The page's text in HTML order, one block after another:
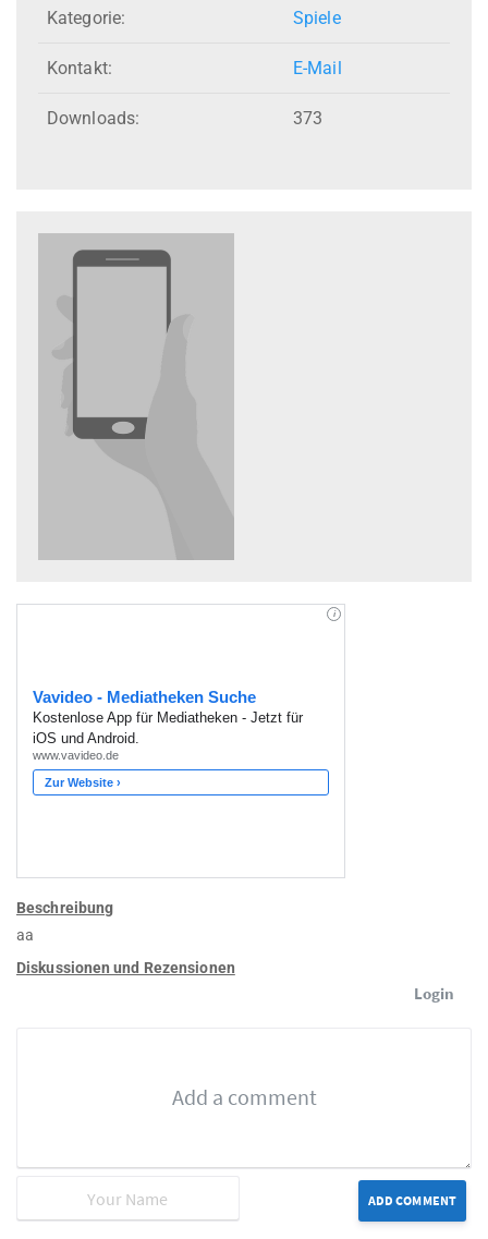
Kategorie: Spiele
Kontakt: E-Mail
Downloads: 373
Beschreibung
aa
Diskussionen und Rezensionen
Login
ADD COMMENT